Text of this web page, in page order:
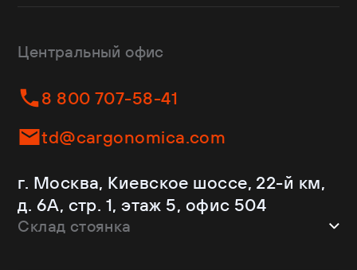
Изотермы
Контейнеровозы
Самосвалы
Ломовозы
С кониками
Рефрижераторы
Dongfeng
Helfimmer
JAC
Kassbohrer
Krone
Mercedes-Benz
Schmitz Cargobull
Shacman
Центральный офис
8 800 707-58-41
td@cargonomica.com
г. Москва, Киевское шоссе, 22-й км,
д. 6А, стр. 1, этаж 5, офис 504
Склад стоянка